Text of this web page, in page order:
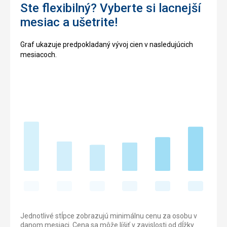
Ste flexibilný? Vyberte si lacnejší
mesiac a ušetrite!
Graf ukazuje predpokladaný vývoj cien v nasledujúcich
mesiacoch.
Jednotlivé stĺpce zobrazujú minimálnu cenu za osobu v
danom mesiaci. Cena sa môže líšiť v zavislosti od dĺžky